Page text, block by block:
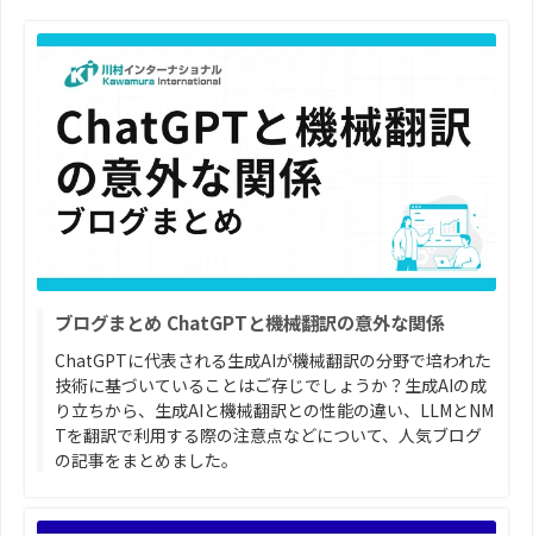
ブログまとめ ChatGPTと機械翻訳の意外な関係
ChatGPTに代表される生成AIが機械翻訳の分野で培われた
技術に基づいていることはご存じでしょうか？生成AIの成
り立ちから、生成AIと機械翻訳との性能の違い、LLMとNM
Tを翻訳で利用する際の注意点などについて、人気ブログ
の記事をまとめました。